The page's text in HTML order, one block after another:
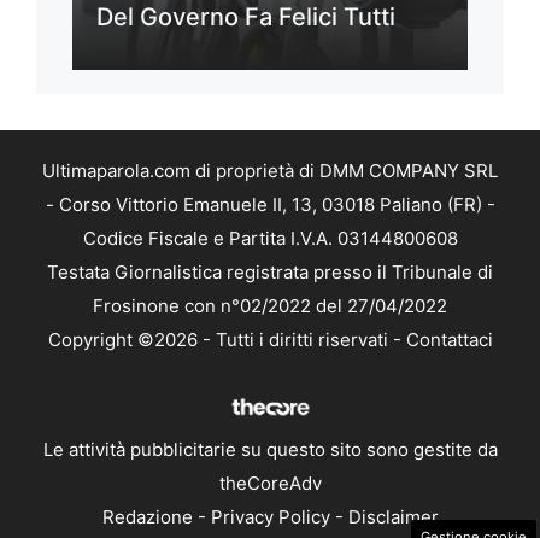
Del Governo Fa Felici Tutti
Ultimaparola.com di proprietà di DMM COMPANY SRL
- Corso Vittorio Emanuele II, 13, 03018 Paliano (FR) -
Codice Fiscale e Partita I.V.A. 03144800608
Testata Giornalistica registrata presso il Tribunale di
Frosinone con n°02/2022 del 27/04/2022
Copyright ©2026 - Tutti i diritti riservati - Contattaci
Le attività pubblicitarie su questo sito sono gestite da
theCoreAdv
Redazione - Privacy Policy- Disclaimer